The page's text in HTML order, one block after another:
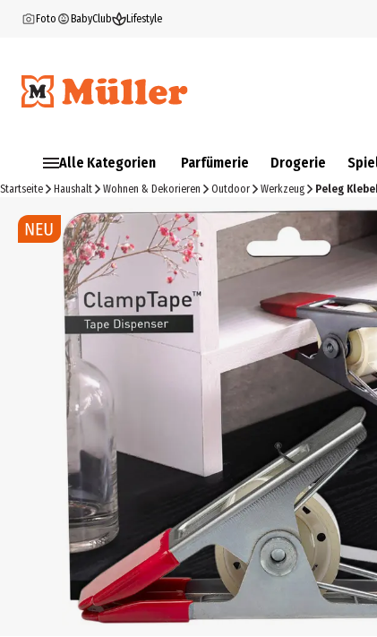
Foto BabyClub Lifestyle
Alle Kategorien Parfümerie Drogerie
Startseite Haushalt Wohnen & Dekorieren Outdoor Werkzeug Peleg